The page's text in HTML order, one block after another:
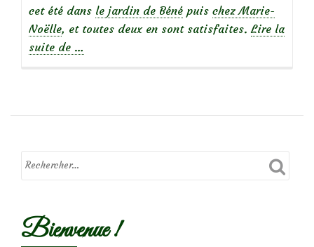
cet été dans le jardin de Béné puis chez Marie-
Noëlle, et toutes deux en sont satisfaites. Lire la
suite de
sur
cordiale’
…
Bienvenue !